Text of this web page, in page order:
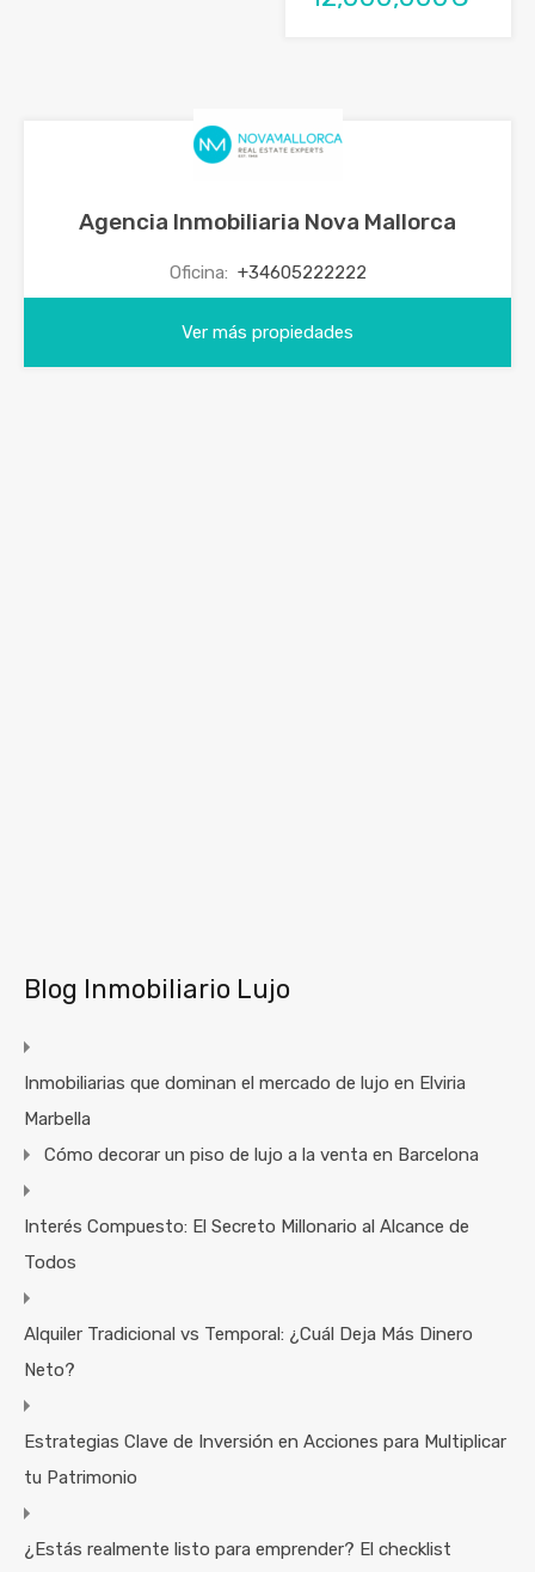
Agencia Inmobiliaria Nova Mallorca
Oficina: +34605222222
Ver más propiedades
Blog Inmobiliario Lujo
Inmobiliarias que dominan el mercado de lujo en Elviria
Marbella
Cómo decorar un piso de lujo a la venta en Barcelona
Interés Compuesto: El Secreto Millonario al Alcance de
Todos
Alquiler Tradicional vs Temporal: ¿Cuál Deja Más Dinero
Neto?
Estrategias Clave de Inversión en Acciones para Multiplicar
tu Patrimonio
¿Estás realmente listo para emprender? El checklist